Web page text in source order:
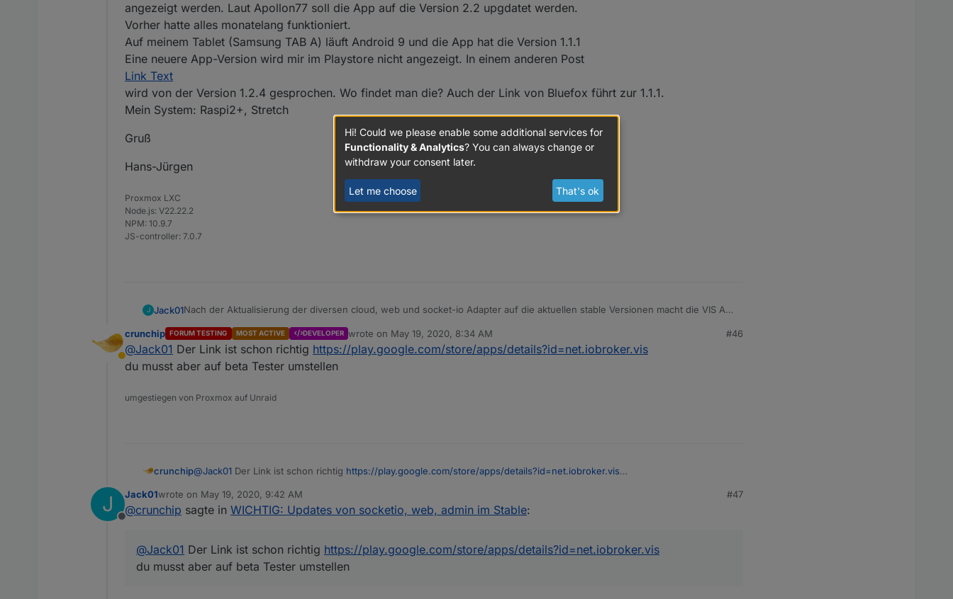
angezeigt werden. Laut Apollon77 soll die App auf die Version 2.2 upgdatet werden.
Vorher hatte alles monatelang funktioniert.
Auf meinem Tablet (Samsung TAB A) läuft Android 9 und die App hat die Version 1.1.1
Eine neuere App-Version wird mir im Playstore nicht angezeigt. In einem anderen Post
Link Text
wird von der Version 1.2.4 gesprochen. Wo findet man die? Auch der Link von Bluefox führt zur 1.1.1.
Mein System: Raspi2+, Stretch
Gruß
Hans-Jürgen
Proxmox LXC
Node.js: V22.22.2
NPM: 10.9.7
JS-controller: 7.0.7
J Jack01Nach der Aktualisierung der diversen cloud, web und socket-io Adapter auf die aktuellen stable Versionen macht die VIS App
wird. Ich muß jetzt immer erst "Neuladen" ausführen, bevor die aktuellen Daten angezeigt werden. Laut Apollon77 soll die
App auf die Version 2.2 upgdatet werden.
Vorher hatte alles monatelang funktioniert.
Link Text
Gruß
Hans-Jürgen
Away
crunchip FORUM TESTING MOST ACTIVE DEVELOPER wrote on May 19, 2020, 8:34 AM
last edited by
#46
@Jack01 Der Link ist schon richtig https://play.google.com/store/apps/details?id=net.iobroker.vis
du musst aber auf beta Tester umstellen
umgestiegen von Proxmox auf Unraid
crunchip@Jack01 Der Link ist schon richtig https://play.google.com/store/apps/details?id=net.iobroker.vis
J
Offline
Jack01wrote on May 19, 2020, 9:42 AM
last edited by
#47
@crunchip sagte in WICHTIG: Updates von socketio, web, admin im Stable:
@Jack01 Der Link ist schon richtig https://play.google.com/store/apps/details?id=net.iobroker.vis
du musst aber auf beta Tester umstellen
Hi! Could we please enable some additional services for
Functionality & Analytics? You can always change or
withdraw your consent later.
Let me choose That's ok